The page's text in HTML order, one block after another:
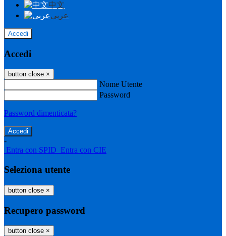
中文
عربى
Accedi
Accedi
button close ×
Nome Utente
Password
Password dimenticata?
-
Entra con SPID Entra con CIE
Seleziona utente
button close ×
Recupero password
button close ×